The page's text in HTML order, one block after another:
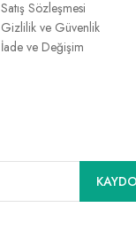
Satış Sözleşmesi
Gizlilik ve Güvenlik
İade ve Değişim